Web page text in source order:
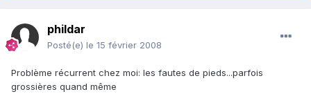
phildar
Posté(e) le 15 février 2008
Problème récurrent chez moi: les fautes de pieds...parfois
grossières quand même